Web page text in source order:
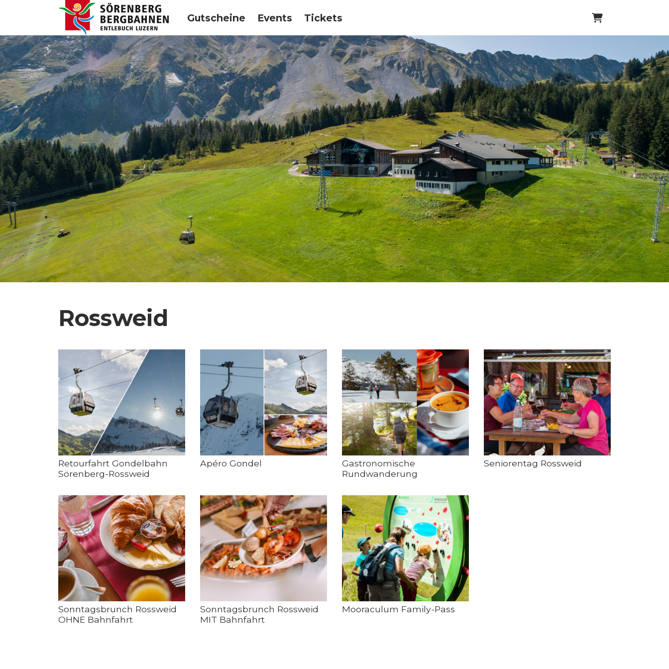
Gutscheine Events Tickets
Warenkorb
Rossweid
Retourfahrt Gondelbahn
Sörenberg-Rossweid
Apéro Gondel
Gastronomische
Rundwanderung
Seniorentag Rossweid
Sonntagsbrunch Rossweid
OHNE Bahnfahrt
Sonntagsbrunch Rossweid
MIT Bahnfahrt
Mooraculum Family-Pass